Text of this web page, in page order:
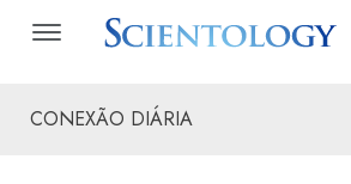
CONEXÃO DIÁRIA